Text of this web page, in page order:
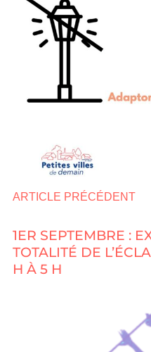
ARTICLE PRÉCÉDENT
1ER SEPTEMBRE :
TOTALITÉ DE
H À 5 H